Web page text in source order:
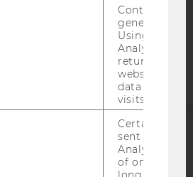
Barrierefreiheitserklärung
Contains a
generated
Using this
Analytics can
returning
website and
data from
visits.
Certain data
sent to
Analytics a
of once per